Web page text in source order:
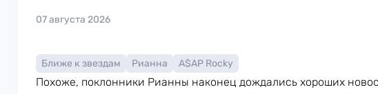
07 августа 2026
Ближе к звездам Рианна A$AP Rocky
Похоже, поклонники Рианны наконец дождались хороших